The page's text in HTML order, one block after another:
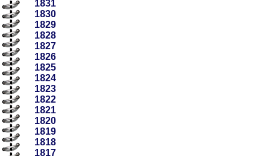
1831
1830
1829
1828
1827
1826
1825
1824
1823
1822
1821
1820
1819
1818
1817